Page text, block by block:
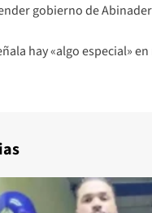
gobierno de Abinader
hay «algo especial»